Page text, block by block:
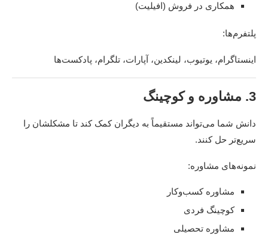
همکاری در فروش (افیلیت)
پلتفرم‌ها:
اینستاگرام، یوتیوب، لینکدین، آپارات، تلگرام، پادکست‌ها
3. مشاوره و کوچینگ
دانش شما می‌تواند مستقیماً به دیگران کمک کند تا مشکلشان را
سریع‌تر حل کنند.
نمونه‌های مشاوره:
مشاوره کسب‌وکار
کوچینگ فردی
مشاوره تحصیلی